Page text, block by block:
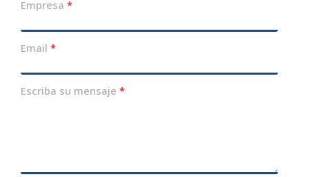
Empresa
Email
Escriba su mensaje